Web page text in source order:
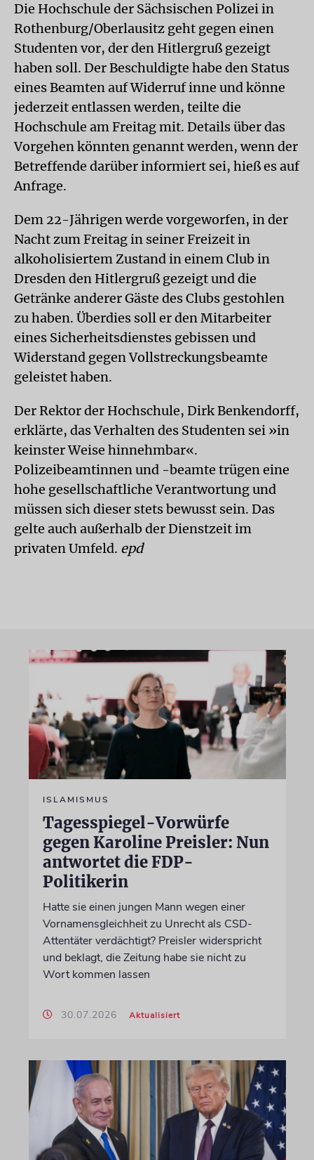
Die Hochschule der Sächsischen Polizei in
Rothenburg/Oberlausitz geht gegen einen
Studenten vor, der den Hitlergruß gezeigt
haben soll. Der Beschuldigte habe den Status
eines Beamten auf Widerruf inne und könne
jederzeit entlassen werden, teilte die
Hochschule am Freitag mit. Details über das
Vorgehen könnten genannt werden, wenn der
Betreffende darüber informiert sei, hieß es auf
Anfrage.
Dem 22-Jährigen werde vorgeworfen, in der
Nacht zum Freitag in seiner Freizeit in
alkoholisiertem Zustand in einem Club in
Dresden den Hitlergruß gezeigt und die
Getränke anderer Gäste des Clubs gestohlen
zu haben. Überdies soll er den Mitarbeiter
eines Sicherheitsdienstes gebissen und
Widerstand gegen Vollstreckungsbeamte
geleistet haben.
Der Rektor der Hochschule, Dirk Benkendorff,
erklärte, das Verhalten des Studenten sei »in
keinster Weise hinnehmbar«.
Polizeibeamtinnen und -beamte trügen eine
hohe gesellschaftliche Verantwortung und
müssen sich dieser stets bewusst sein. Das
gelte auch außerhalb der Dienstzeit im
privaten Umfeld. epd
ISLAMISMUS
Tagesspiegel-Vorwürfe
gegen Karoline Preisler: Nun
antwortet die FDP-
Politikerin
Hatte sie einen jungen Mann wegen einer
Vornamensgleichheit zu Unrecht als CSD-
Attentäter verdächtigt? Preisler widerspricht
und beklagt, die Zeitung habe sie nicht zu
Wort kommen lassen
30.07.2026 Aktualisiert